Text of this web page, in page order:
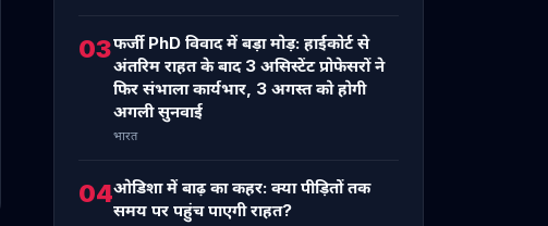
03फर्जी PhD विवाद में बड़ा मोड़: हाईकोर्ट से
अंतरिम राहत के बाद 3 असिस्टेंट प्रोफेसरों ने
फिर संभाला कार्यभार, 3 अगस्त को होगी
अगली सुनवाई
भारत
04ओडिशा में बाढ़ का कहर: क्या पीड़ितों तक
समय पर पहुंच पाएगी राहत?